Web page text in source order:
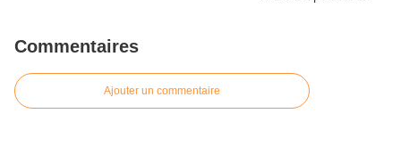
Commentaires
Ajouter un commentaire